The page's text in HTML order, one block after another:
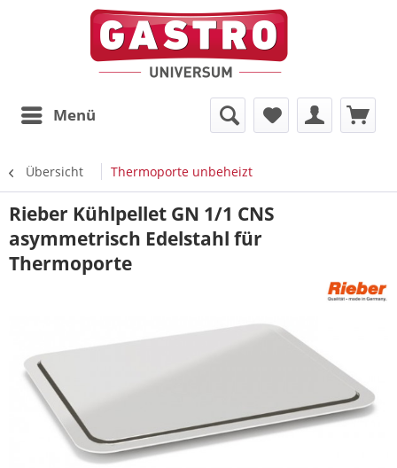
Menü
Übersicht Thermoporte unbeheizt
Rieber Kühlpellet GN 1/1 CNS
asymmetrisch Edelstahl für
Thermoporte